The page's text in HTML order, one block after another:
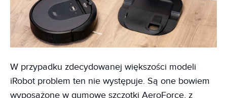
W przypadku zdecydowanej większości modeli
iRobot problem ten nie występuje. Są one bowiem
wyposażone w gumowe szczotki AeroForce, z